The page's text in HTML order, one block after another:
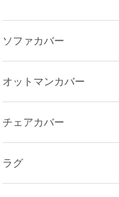
ソファカバー
オットマンカバー
チェアカバー
ラグ